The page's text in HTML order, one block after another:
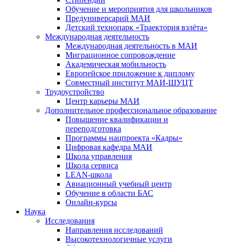
Обучение и мероприятия для школьников
Предуниверсарий МАИ
Детский технопарк «Траектория взлёта»
Международная деятельность
Международная деятельность в МАИ
Миграционное сопровождение
Академическая мобильность
Европейское приложение к диплому
Совместный институт МАИ-ШУЦТ
Трудоустройство
Центр карьеры МАИ
Дополнительное профессиональное образование
Повышение квалификации и
переподготовка
Программы нацпроекта «Кадры»
Цифровая кафедра МАИ
Школа управления
Школа сервиса
LEAN-школа
Авиационный учебный центр
Обучение в области БАС
Онлайн-курсы
Наука
Исследования
Направления исследований
Высокотехнологичные услуги